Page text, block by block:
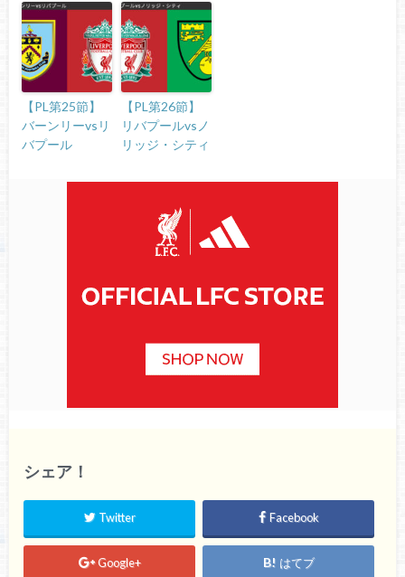
【PL第25節】
バーンリーvsリ
バプール
【PL第26節】
リバプールvsノ
リッジ・シティ
シェア！
Twitter Facebook
Google+ はてブ